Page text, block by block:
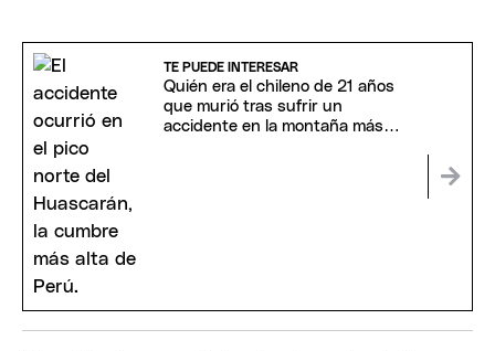
TE PUEDE INTERESAR
Quién era el chileno de 21 años
que murió tras sufrir un
accidente en la montaña más